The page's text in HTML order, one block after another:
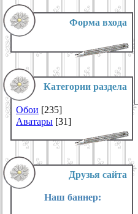
Форма входа
Категории раздела
Обои [235]
Аватары [31]
Друзья сайта
Наш баннер: